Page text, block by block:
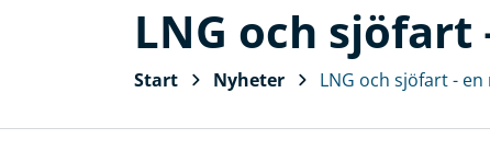
LNG och
Start Nyheter LNG och sjöfart -